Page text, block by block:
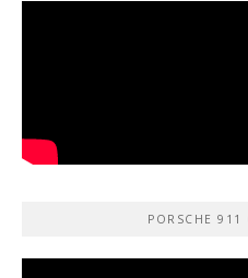
PORSCHE 911